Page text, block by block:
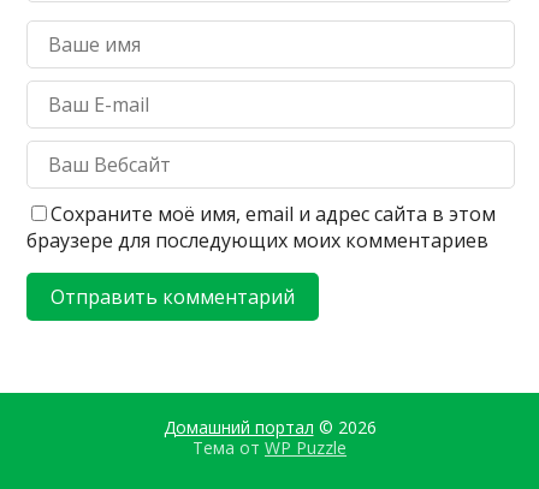
Сохраните моё имя, email и адрес сайта в этом
браузере для последующих моих комментариев
Домашний портал © 2026
Тема от WP Puzzle